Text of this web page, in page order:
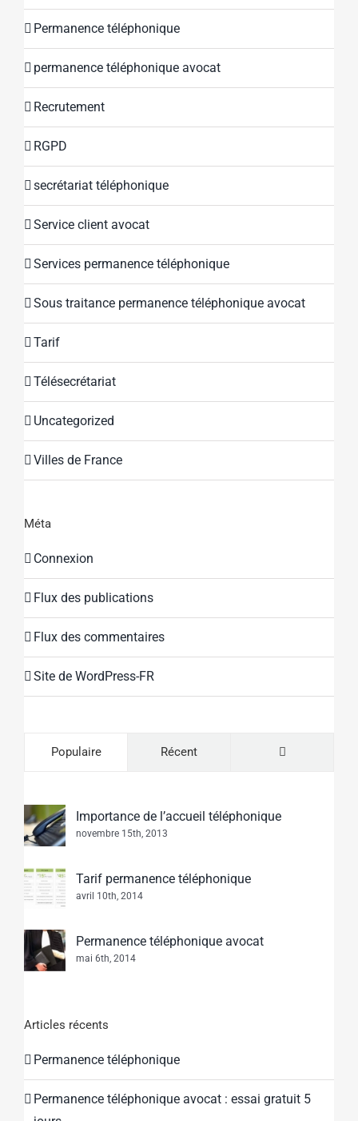
Permanence téléphonique
permanence téléphonique avocat
Recrutement
RGPD
secrétariat téléphonique
Service client avocat
Services permanence téléphonique
Sous traitance permanence téléphonique avocat
Tarif
Télésecrétariat
Uncategorized
Villes de France
Méta
Connexion
Flux des publications
Flux des commentaires
Site de WordPress-FR
Populaire Récent
Importance de l’accueil téléphonique
novembre 15th, 2013
Tarif permanence téléphonique
avril 10th, 2014
Permanence téléphonique avocat
mai 6th, 2014
Articles récents
Permanence téléphonique
Permanence téléphonique avocat : essai gratuit 5